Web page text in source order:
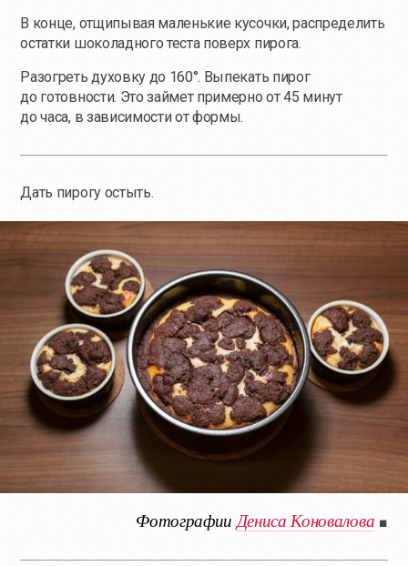
В конце, отщипывая маленькие кусочки, распределить
остатки шоколадного теста поверх пирога.
Разогреть духовку до 160°. Выпекать пирог
до готовности. Это займет примерно от 45 минут
до часа, в зависимости от формы.
Дать пирогу остыть.
Фотографии Дениса Коновалова ■